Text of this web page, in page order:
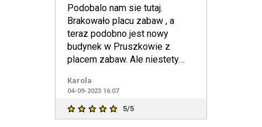
Podobalo nam sie tutaj.
Brakowało placu zabaw , a
teraz podobno jest nowy
budynek w Pruszkowie z
placem zabaw. Ale niestety
Karola
04-09-2023 16:07
5/5